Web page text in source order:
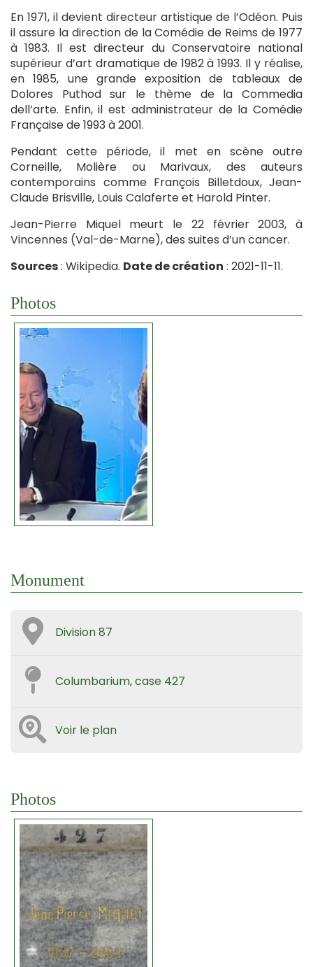
En 1971, il devient directeur artistique de l’Odéon. Puis
il assure la direction de la Comédie de Reims de 1977
à 1983. Il est directeur du Conservatoire national
supérieur d’art dramatique de 1982 à 1993. Il y réalise,
en 1985, une grande exposition de tableaux de
Dolores Puthod sur le thème de la Commedia
dell’arte. Enfin, il est administrateur de la Comédie
Française de 1993 à 2001.
Pendant cette période, il met en scène outre
Corneille, Molière ou Marivaux, des auteurs
contemporains comme François Billetdoux, Jean-
Claude Brisville, Louis Calaferte et Harold Pinter.
Jean-Pierre Miquel meurt le 22 février 2003, à
Vincennes (Val-de-Marne), des suites d’un cancer.
Sources: Wikipedia. Date de création : 2021-11-11.
Photos
Monument
Division 87
Columbarium, case 427
Voir le plan
Photos